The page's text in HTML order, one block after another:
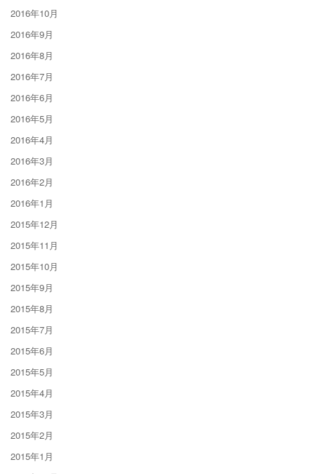
2016年10月
2016年9月
2016年8月
2016年7月
2016年6月
2016年5月
2016年4月
2016年3月
2016年2月
2016年1月
2015年12月
2015年11月
2015年10月
2015年9月
2015年8月
2015年7月
2015年6月
2015年5月
2015年4月
2015年3月
2015年2月
2015年1月